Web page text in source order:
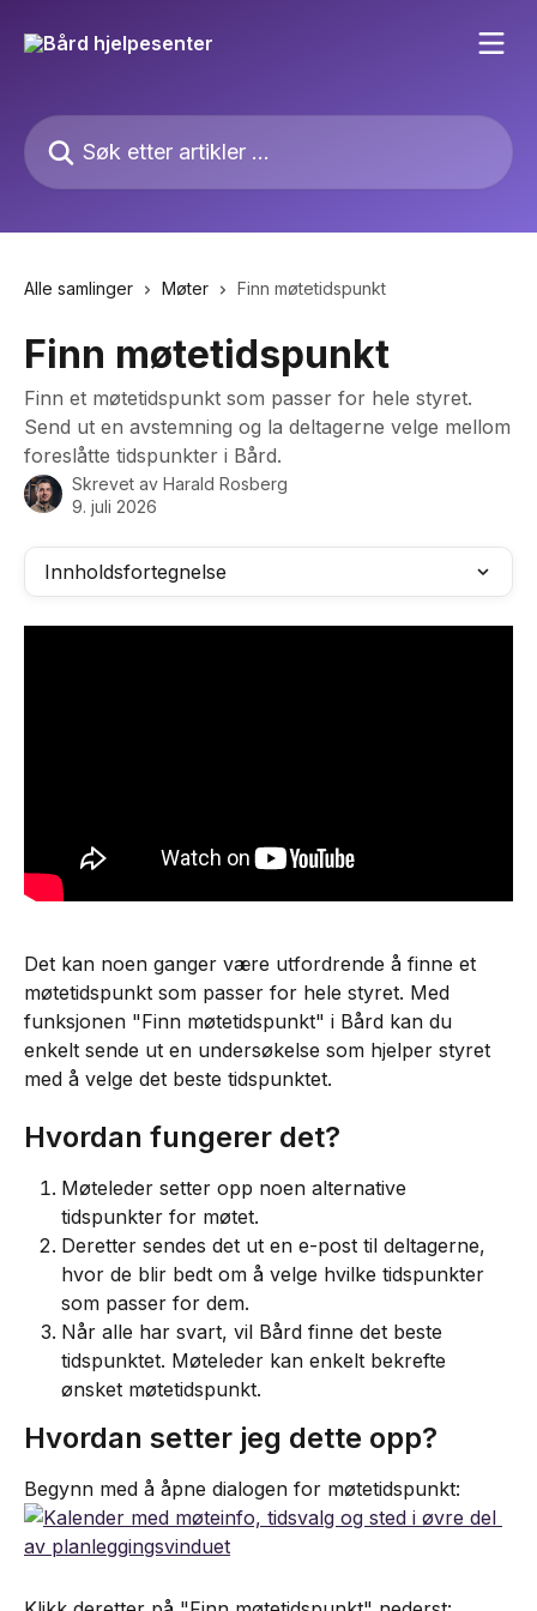
Søk etter artikler ...
Alle samlinger Møter Finn møtetidspunkt
Finn møtetidspunkt
Finn et møtetidspunkt som passer for hele styret.
Send ut en avstemning og la deltagerne velge mellom
foreslåtte tidspunkter i Bård.
Skrevet av Harald Rosberg
9. juli 2026
Innholdsfortegnelse
Det kan noen ganger være utfordrende å finne et
møtetidspunkt som passer for hele styret. Med
funksjonen "Finn møtetidspunkt" i Bård kan du
enkelt sende ut en undersøkelse som hjelper styret
med å velge det beste tidspunktet.
Hvordan fungerer det?
Møteleder setter opp noen alternative
tidspunkter for møtet.
Deretter sendes det ut en e-post til deltagerne,
hvor de blir bedt om å velge hvilke tidspunkter
som passer for dem.
Når alle har svart, vil Bård finne det beste
tidspunktet. Møteleder kan enkelt bekrefte
ønsket møtetidspunkt.
Hvordan setter jeg dette opp?
Begynn med å åpne dialogen for møtetidspunkt: